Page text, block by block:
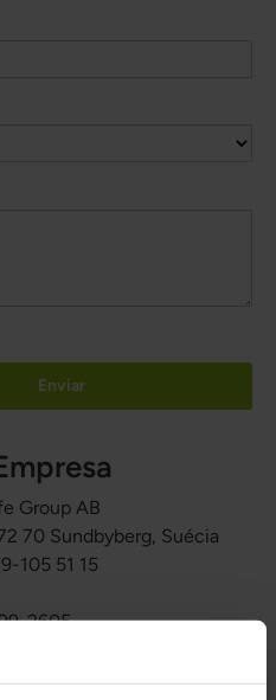
Enviar
Group AB
70 Sundbyberg, Suécia
105 51 15
2605